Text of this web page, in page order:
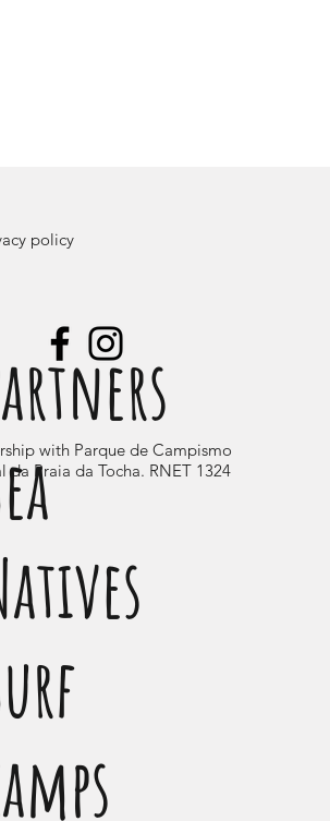
policy
with Parque de Campismo
da Praia da Tocha. RNET 1324